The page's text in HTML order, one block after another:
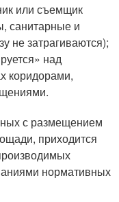
или съемщик
санитарные и
не затрагиваются);
над
коридорами,
с размещением
приходится
нормативных